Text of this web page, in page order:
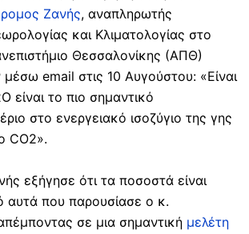
Ζανής, αναπληρωτής
και Κλιματολογίας στο
Θεσσαλονίκης (ΑΠΘ)
email στις 10 Αυγούστου: «Είναι
είναι το πιο σημαντικό
στο ενεργειακό ισοζύγιο της γης
CO2».
εξήγησε ότι τα ποσοστά είναι
αυτά που παρουσίασε ο κ.
σε μια σημαντική μελέτη